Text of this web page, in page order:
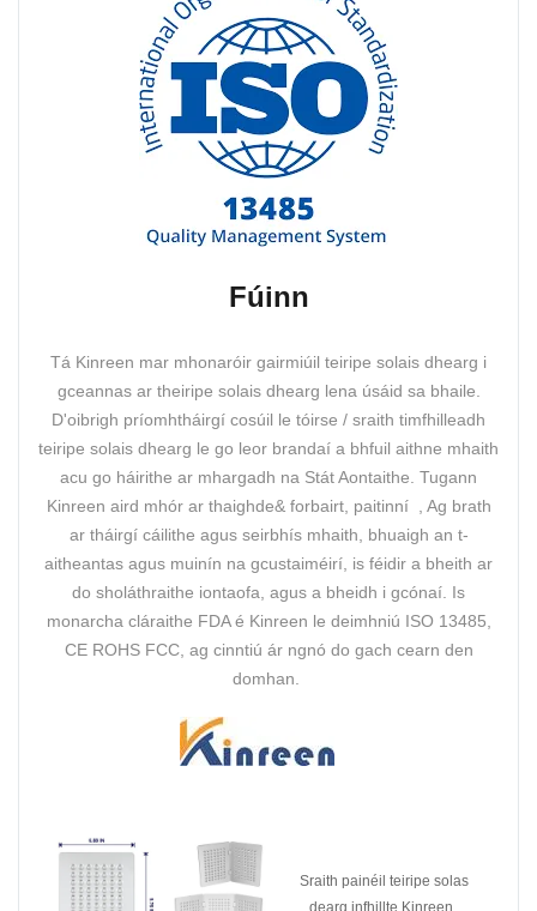
Fúinn
Tá Kinreen mar mhonaróir gairmiúil teiripe solais dhearg i
gceannas ar theiripe solais dhearg lena úsáid sa bhaile.
D'oibrigh príomhtháirgí cosúil le tóirse / sraith timfhilleadh
teiripe solais dhearg le go leor brandaí a bhfuil aithne mhaith
acu go háirithe ar mhargadh na Stát Aontaithe. Tugann
Kinreen aird mhór ar thaighde& forbairt, paitinní , Ag brath
ar tháirgí cáilithe agus seirbhís mhaith, bhuaigh an t-
aitheantas agus muinín na gcustaiméirí, is féidir a bheith ar
do sholáthraithe iontaofa, agus a bheidh i gcónaí. Is
monarcha cláraithe FDA é Kinreen le deimhniú ISO 13485,
CE ROHS FCC, ag cinntiú ár ngnó do gach cearn den
domhan.
Sraith painéil teiripe solas
dearg infhillte Kinreen .